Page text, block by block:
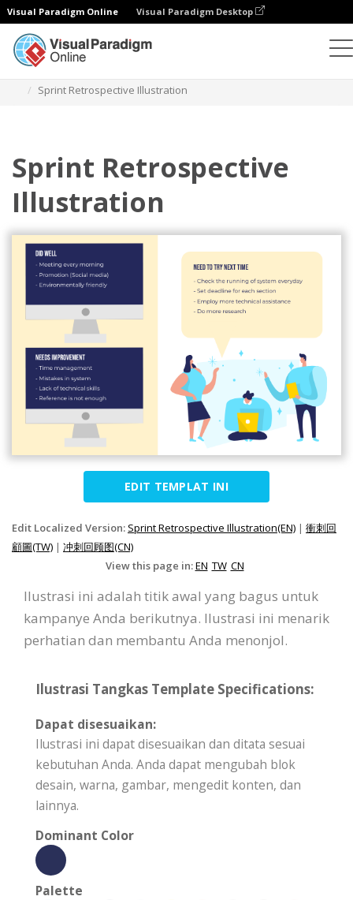
Visual Paradigm Online Visual Paradigm Desktop
Sprint Retrospective Illustration
Sprint Retrospective
Illustration
EDIT TEMPLAT INI
Edit Localized Version: Sprint Retrospective Illustration(EN) | 衝刺回
顧圖(TW) | 冲刺回顾图(CN)
View this page in:EN TW CN
Ilustrasi ini adalah titik awal yang bagus untuk
kampanye Anda berikutnya. Ilustrasi ini menarik
perhatian dan membantu Anda menonjol.
Ilustrasi Tangkas Template Specifications:
Dapat disesuaikan:
Ilustrasi ini dapat disesuaikan dan ditata sesuai
kebutuhan Anda. Anda dapat mengubah blok
desain, warna, gambar, mengedit konten, dan
lainnya.
Dominant Color
Palette